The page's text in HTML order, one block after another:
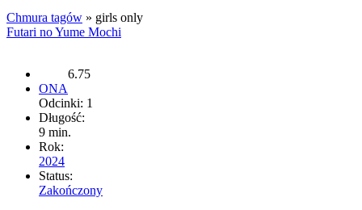
Chmura tagów » girls only
Futari no Yume Mochi
6.75
ONA
Odcinki: 1
Długość:
9 min.
Rok:
2024
Status:
Zakończony